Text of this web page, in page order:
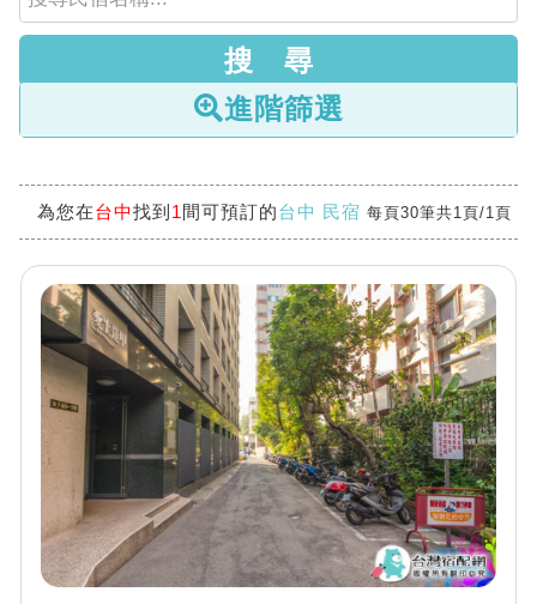
進階篩選
為您在台中找到 1間可預訂的台中 民宿 每頁30筆共1頁/1頁